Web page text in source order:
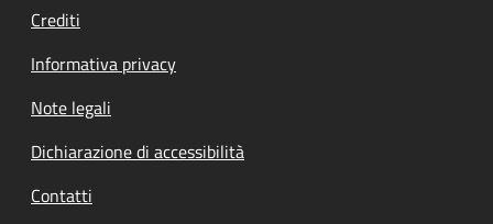
Crediti
Informativa privacy
Note legali
Dichiarazione di accessibilità
Contatti